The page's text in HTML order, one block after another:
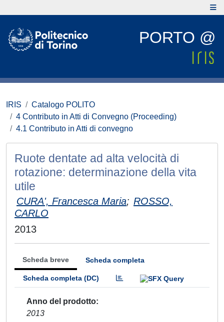
PORTO @
IRIS
Catalogo POLITO
4 Contributo in Atti di Convegno (Proceeding)
4.1 Contributo in Atti di convegno
Ruote dentate ad alta velocità di
rotazione: determinazione della vita
utile
CURA', Francesca Maria; ROSSO,
CARLO
2013
Scheda breve Scheda completa
Scheda completa (DC)
Anno del prodotto
2013